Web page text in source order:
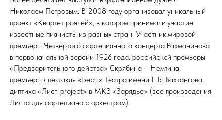
Николаем Петровым. В 2008 году организовал уникальный
проект «Квартет роялей», в котором принимали участие
известные пианисты из разных стран. Участник мировой
премьеры Четвертого фортепианного концерта Рахманинова
в первоначальной версии 1926 года, российской премьеры
«Предварительного действа» Скрябина – Немтина,
премьеры спектакля «Бесы» Театра имени Е.Б. Вахтангова,
диптиха «Лист-project» в МКЗ «Зарядье» (все произведения
Листа для фортепиано с оркестром).